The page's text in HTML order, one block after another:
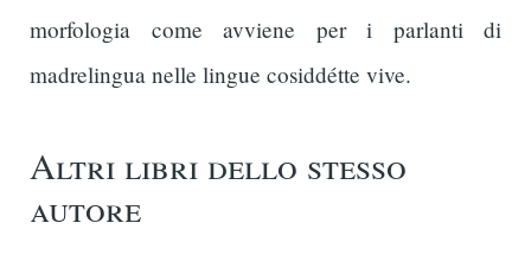
morfologia come avviene per i parlanti di
madrelingua nelle lingue cosiddétte vive.
Altri libri dello stesso
autore